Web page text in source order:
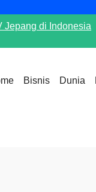
Jepang di Indonesia
Bisnis Dunia